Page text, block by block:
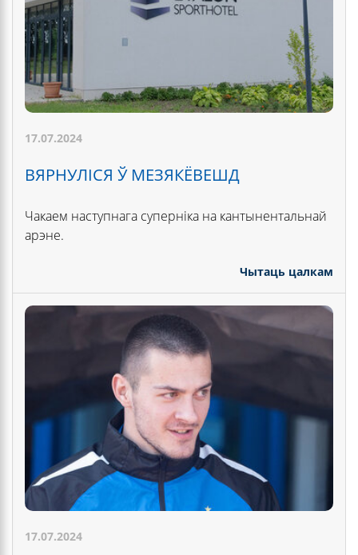
17.07.2024
ВЯРНУЛІСЯ Ў МЕЗЯКЁВЕШД
Чакаем наступнага суперніка на кантынентальнай
арэне.
Чытаць цалкам
17.07.2024